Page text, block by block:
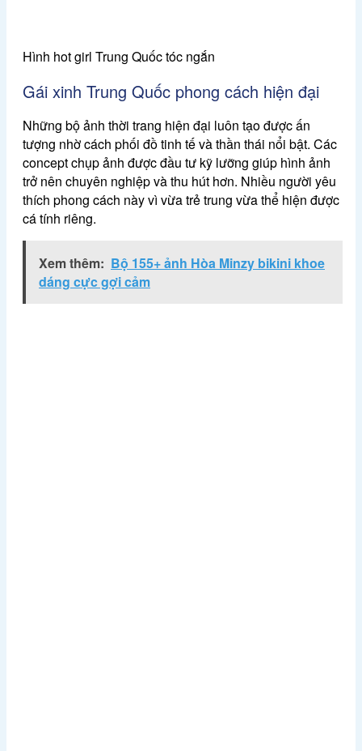
Hình hot girl Trung Quốc tóc ngắn
Gái xinh Trung Quốc phong cách hiện đại
Những bộ ảnh thời trang hiện đại luôn tạo được ấn
tượng nhờ cách phối đồ tinh tế và thần thái nổi bật. Các
concept chụp ảnh được đầu tư kỹ lưỡng giúp hình ảnh
trở nên chuyên nghiệp và thu hút hơn. Nhiều người yêu
thích phong cách này vì vừa trẻ trung vừa thể hiện được
cá tính riêng.
Xem thêm: Bộ 155+ ảnh Hòa Minzy bikini khoe
dáng cực gợi cảm